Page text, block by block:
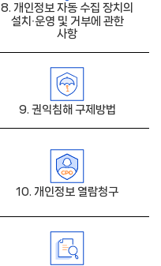
8. 개인정보 자동 수집 장치의
설치∙운영 및 거부에 관한
사항
9. 권익침해 구제방법
10. 개인정보 열람청구